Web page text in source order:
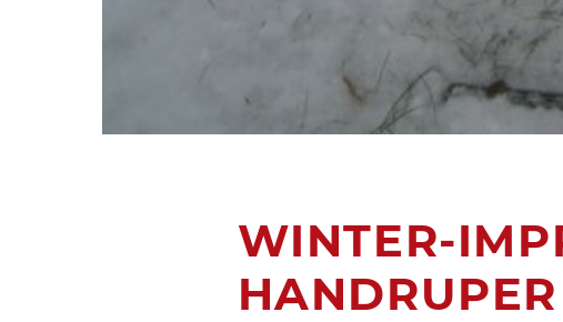
WINTER-